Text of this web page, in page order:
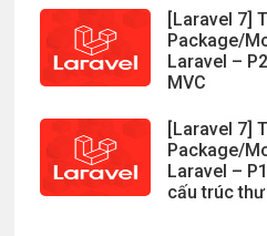
[Laravel 7]
Package/
Laravel –
MVC
[Laravel 7]
Package/
Laravel –
cấu trúc